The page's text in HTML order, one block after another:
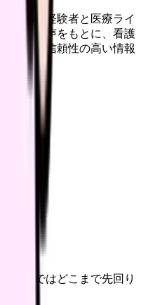
看護師経験者と医療ライ
アルな声をもとに、看護
関する信頼性の高い情報
る
人票ではどこまで先回り